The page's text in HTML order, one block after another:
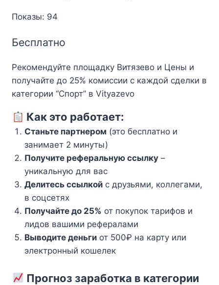
Показы: 94
Бесплатно
Рекомендуйте площадку Витязево и Цены и
получайте до 25% комиссии с каждой сделки в
категории “Спорт” в Vityazevo
Как это работает:
Станьте партнером (это бесплатно и
занимает 2 минуты)
Получите реферальную ссылку–
уникальную для вас
Делитесь ссылкойс друзьями, коллегами,
в соцсетях
Получайте до 25% от покупок тарифов и
лидов вашими рефералами
Выводите деньгиот 500₽ на карту или
электронный кошелек
Прогноз заработка в категории